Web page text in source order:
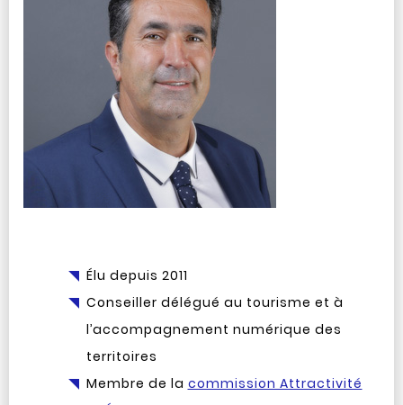
Élu depuis 2011
Conseiller délégué au tourisme et à
l’accompagnement numérique des
territoires
Membre de la commission Attractivité